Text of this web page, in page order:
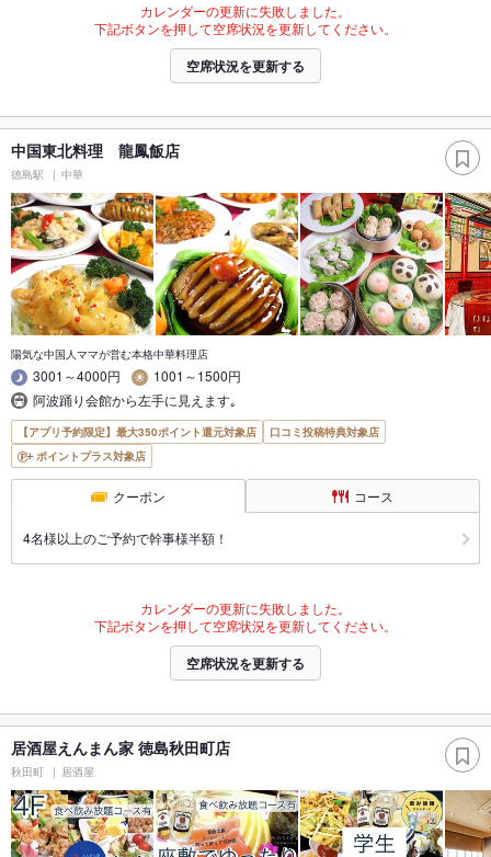
カレンダーの更新に失敗しました。
下記ボタンを押して空席状況を更新してください。
空席状況を更新する
中国東北料理 龍鳳飯店
徳島駅 中華
陽気な中国人ママが営む本格中華料理店
3001～4000円
1001～1500円
阿波踊り会館から左手に見えます｡
【アプリ予約限定】最大350ポイント還元対象店
口コミ投稿特典対象店
ポイントプラス対象店
クーポン コース
4名様以上のご予約で幹事様半額！
カレンダーの更新に失敗しました。
下記ボタンを押して空席状況を更新してください。
空席状況を更新する
居酒屋えんまん家 徳島秋田町店
秋田町 居酒屋